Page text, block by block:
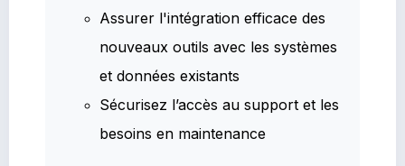
Assurer l'intégration efficace des
nouveaux outils avec les systèmes
et données existants
Sécurisez l’accès au support et les
besoins en maintenance